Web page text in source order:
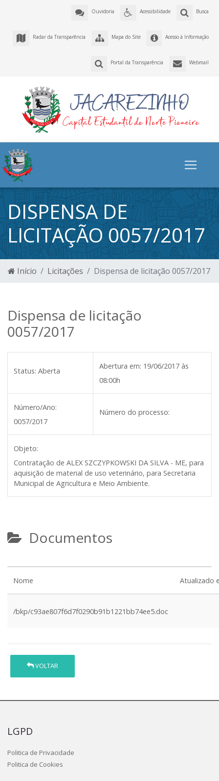
Busca
Acessibilidade
Ouvidoria
Acesso à Informação
Mapa do Site
Radar da Transparência
Webmail
Portal da Transparência
DISPENSA DE
LICITAÇÃO 0057/2017
Início Licitações Dispensa de licitação 0057/2017
Dispensa de licitação
0057/2017
Status: Aberta
Abertura em: 19/06/2017 às
08:00h
Número/Ano:
0057/2017
Número do processo:
Objeto:
Contratação de ALEX SZCZYPKOWSKI DA SILVA - ME, para
aquisição de material de uso veterinário, para Secretaria
Municipal de Agricultura e Meio Ambiente.
Documentos
Nome Atualizado
/bkp/c93ae807f6d7f0290b91b1221bb74ee5.doc
VOLTAR
LGPD
Politica de Privacidade
Politica de Cookies